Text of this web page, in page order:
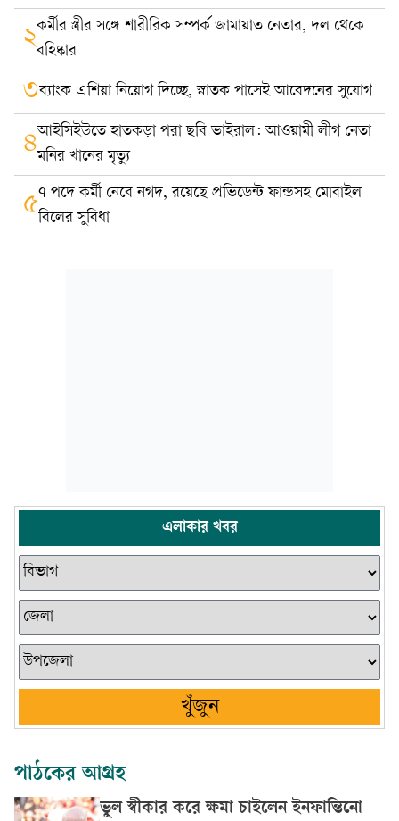
২কর্মীর স্ত্রীর সঙ্গে শারীরিক সম্পর্ক জামায়াত নেতার, দল থেকে
বহিষ্কার
৩ব্যাংক এশিয়া নিয়োগ দিচ্ছে, স্নাতক পাসেই আবেদনের সুযোগ
৪আইসিইউতে হাতকড়া পরা ছবি ভাইরাল: আওয়ামী লীগ নেতা
মনির খানের মৃত্যু
৫৭ পদে কর্মী নেবে নগদ, রয়েছে প্রভিডেন্ট ফান্ডসহ মোবাইল
বিলের সুবিধা
এলাকার খবর
খুঁজুন
পাঠকের আগ্রহ
ভুল স্বীকার করে ক্ষমা চাইলেন ইনফান্তিনো